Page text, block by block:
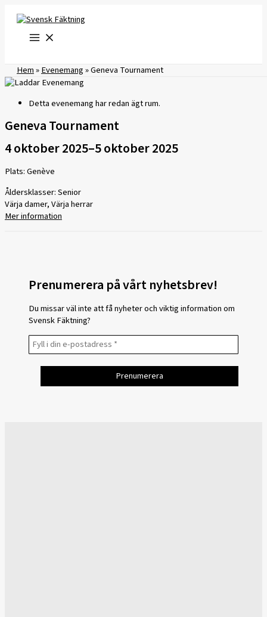
innehåll
Hem»Evenemang»Geneva Tournament
Detta evenemang har redan ägt rum.
Geneva Tournament
4 oktober 2025–5 oktober 2025
Plats: Genève
Åldersklasser: Senior
Värja damer, Värja herrar
Mer information
Prenumerera på vårt nyhetsbrev!
Du missar väl inte att få nyheter och viktig information om
Svensk Fäktning?